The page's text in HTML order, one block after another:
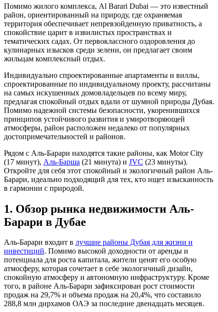
Помимо жилого комплекса, Al Barari Dubai — это известный
район, ориентированный на природу, где охраняемая
территория обеспечивает непревзойденную приватность, а
спокойствие царит в извилистых пространствах и
тематических садах. От первоклассного оздоровления до
кулинарных изысков среди зелени, он предлагает своим
жильцам комплексный отдых.
Индивидуально спроектированные апартаменты и виллы,
спроектированные по индивидуальному проекту, рассчитаны
на самых искушенных домовладельцев по всему миру,
предлагая спокойный отдых вдали от шумной природы Дубая.
Помимо надежной системы безопасности, укоренившихся
принципов устойчивого развития и умиротворяющей
атмосферы, район расположен недалеко от популярных
достопримечательностей и районов.
Рядом с Аль-Барари находятся такие районы, как Motor City
(17 минут), Аль-Барша (21 минута) и JVC (23 минуты).
Откройте для себя этот спокойный и экологичный район Аль-
Барари, идеально подходящий для тех, кто ищет изысканность
в гармонии с природой.
1. Обзор рынка недвижимости Аль-
Барари в Дубае
Аль-Барари входит в лучшие районы Дубая для жизни и
инвестиций. Помимо высокой доходности от аренды и
потенциала для роста капитала, жители ценят его особую
атмосферу, которая сочетает в себе экологичный дизайн,
спокойную атмосферу и автономную инфраструктуру. Кроме
того, в районе Аль-Барари зафиксирован рост стоимости
продаж на 29,7% и объема продаж на 20,4%, что составило
288,8 млн дирхамов ОАЭ за последние двенадцать месяцев.